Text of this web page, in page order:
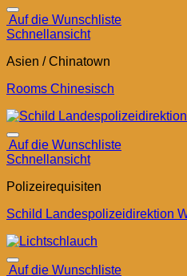
Auf die Wunschliste
Schnellansicht
Asien / Chinatown
Rooms Chinesisch
Auf die Wunschliste
Schnellansicht
Polizeirequisiten
Schild Landespolizeidirektion
Auf die Wunschliste